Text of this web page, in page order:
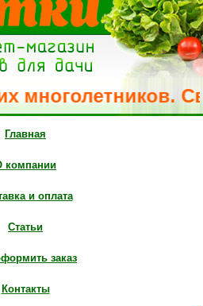
Главная
компании
и оплата
Статьи
заказ
Контакты